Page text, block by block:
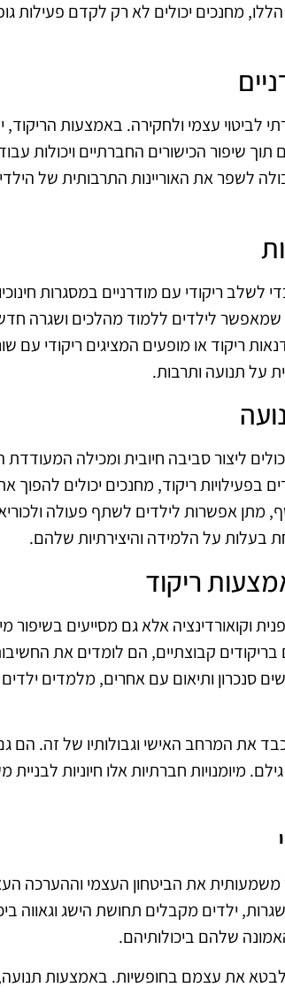
הללו, מחנכים יכולים לא רק לקדם פעילות
לביטוי עצמי ולחקירה. באמצעות הריקוד,
שיפור הכישורים החברתיים ויכולות
לשפר את האוריינות התרבותית של
לשלב ריקודי עם מודרניים במסגרות
שמאפשר לילדים ללמוד מהלכים ושגרה
ריקוד או מופעים המציגים ריקודי עם
על תנועה ותרבות.
ליצור סביבה חיובית ומכילה
בפעילויות ריקוד, מחנכים יכולים להפוך
מתן אפשרות לילדים לשתף פעולה
בעלות על הלמידה והיצירתיות שלהם.
ריקוד
וקואורדינציה אלא גם מסייעים בשיפור
קבוצתיים, הם לומדים את
סנכרון ותיאום עם אחרים, מלמדים
את המרחב האישי וגבולותיו של זה. הם
מיומנויות חברתיות אלו חיוניות לבניית
משמעותית את הביטחון העצמי וההערכה
ילדים מקבלים תחושת הישג וגאווה
שלהם ביכולותיהם.
לבטא את עצמם בחופשיות. באמצעות